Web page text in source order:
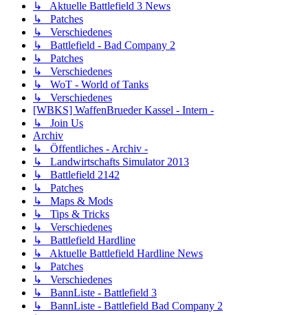
↳ Aktuelle Battlefield 3 News
↳ Patches
↳ Verschiedenes
↳ Battlefield - Bad Company 2
↳ Patches
↳ Verschiedenes
↳ WoT - World of Tanks
↳ Verschiedenes
[WBKS] WaffenBrueder Kassel - Intern -
↳ Join Us
Archiv
↳ Öffentliches - Archiv -
↳ Landwirtschafts Simulator 2013
↳ Battlefield 2142
↳ Patches
↳ Maps & Mods
↳ Tips & Tricks
↳ Verschiedenes
↳ Battlefield Hardline
↳ Aktuelle Battlefield Hardline News
↳ Patches
↳ Verschiedenes
↳ BannListe - Battlefield 3
↳ BannListe - Battlefield Bad Company 2